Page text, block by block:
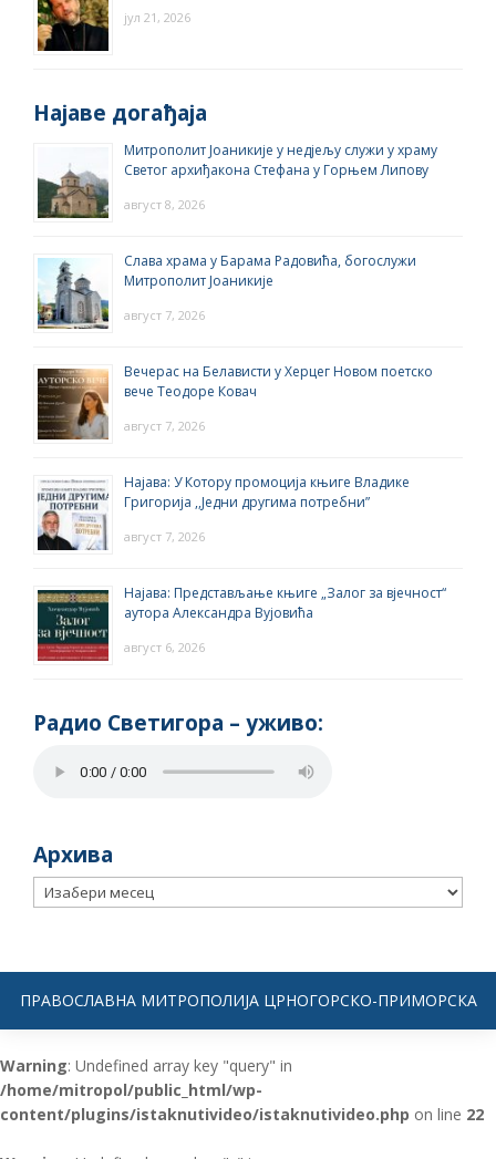
јул 21, 2026
Најаве догађаја
Митрополит Јоаникије у недјељу служи у храму
Светог архиђакона Стефана у Горњем Липову
август 8, 2026
Слава храма у Барама Радовића, богослужи
Митрополит Јоаникије
август 7, 2026
Вечерас на Белависти у Херцег Новом поетско
вече Теодоре Ковач
август 7, 2026
Најава: У Котору промоција књиге Владике
Григорија ,,Једни другима потребни”
август 7, 2026
Најава: Представљање књиге „Залог за вјечност“
аутора Александра Вујовића
август 6, 2026
Радио Светигора – yживо:
Архива
Архива
ПРАВОСЛАВНА МИТРОПОЛИЈА ЦРНОГОРСКО-ПРИМОРСКА
Warning: Undefined array key "query" in
/home/mitropol/public_html/wp-
content/plugins/istaknutivideo/istaknutivideo.php on line 22